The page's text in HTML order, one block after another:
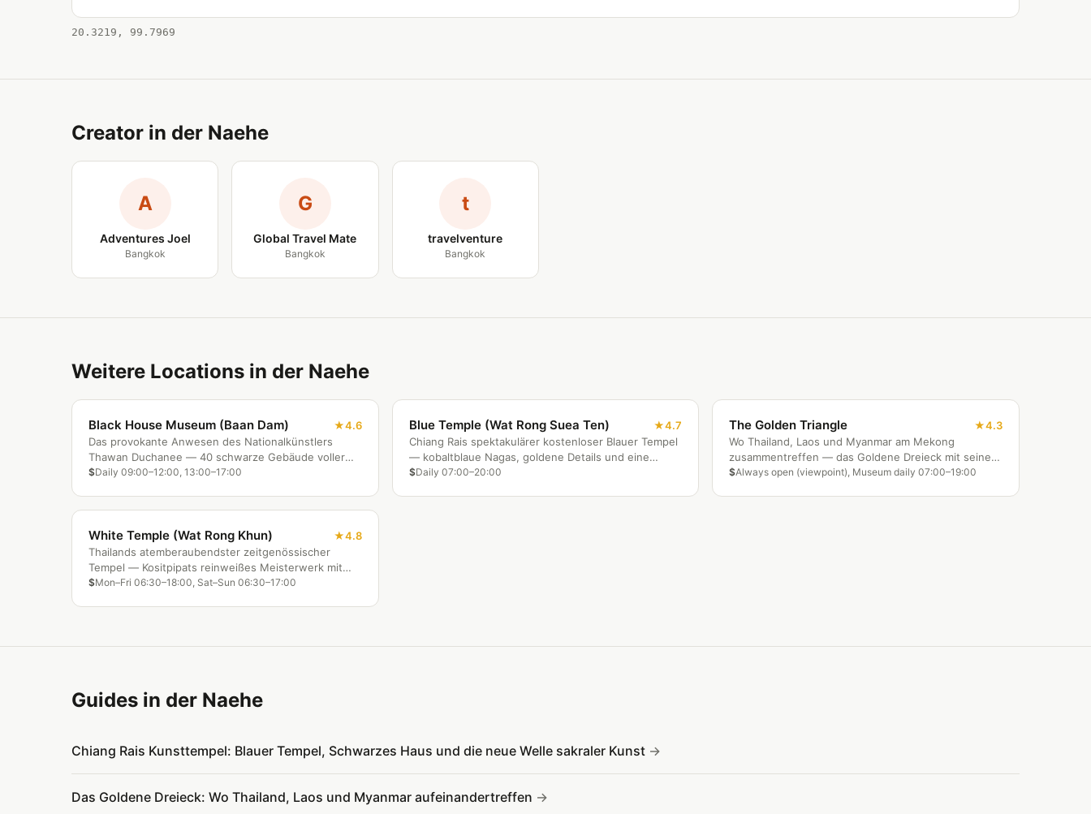
20.3219, 99.7969
Creator in der Naehe
A
Adventures Joel
Bangkok
G
Global Travel Mate
Bangkok
t
travelventure
Bangkok
Weitere Locations in der Naehe
Black House Museum (Baan Dam)
4.6
Das provokante Anwesen des Nationalkünstlers
Thawan Duchanee — 40 schwarze Gebäude voller
Tierfelle, Knochen und dunkler spiritueller Kunst.
$Daily 09:00–12:00, 13:00–17:00
Blue Temple (Wat Rong Suea Ten)
4.7
Chiang Rais spektakulärer kostenloser Blauer Tempel
— kobaltblaue Nagas, goldene Details und eine
atemberaubende Mandala-Decke bei deutlich
$Daily 07:00–20:00
The Golden Triangle
4.3
Wo Thailand, Laos und Myanmar am Mekong
zusammentreffen — das Goldene Dreieck mit seiner
Opiumgeschichte, Flussblicken und dem Museum
$Always open (viewpoint), Museum daily 07:00–19:00
White Temple (Wat Rong Khun)
4.8
Thailands atemberaubendster zeitgenössischer
Tempel — Kositpipats reinweißes Meisterwerk mit
Spiegelmosaiken und surrealen Popkunst-
$Mon–Fri 06:30–18:00, Sat–Sun 06:30–17:00
Guides in der Naehe
Chiang Rais Kunsttempel: Blauer Tempel, Schwarzes Haus und die neue Welle sakraler Kunst
Das Goldene Dreieck: Wo Thailand, Laos und Myanmar aufeinandertreffen